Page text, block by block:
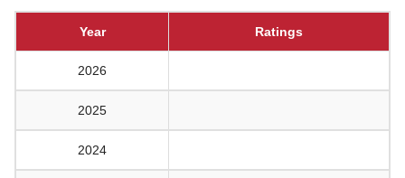
Year Ratings
2026
2025
2024